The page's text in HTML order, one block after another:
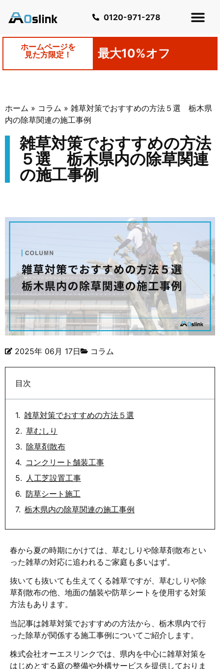
0120-971-278
ホームページを
見た方限定！
最大10%オフ
ホーム » コラム » 雑草対策でおすすめの方法５選 栃木県
内の除草関連の施工事例
雑草対策でおすすめの方法
５選 栃木県内の除草関連
の施工事例
2025年 06月 17日 コラム
目次
雑草対策でおすすめの方法５選
草むしり
除草剤散布
コンクリート舗装工事
人工芝設置工事
防草シート施工
栃木県内の除草関連の施工事例
春から夏の時期にかけては、草むしりや除草剤散布とい
った雑草の対応に追われるご家庭も多いはず。
抜いても抜いても生えてくる雑草ですが、草むしりや除
草剤散布の他、地面の舗装や防草シートを使用する対策
方法もあります。
当記事は雑草対策でおすすめの方法から、栃木県内で行
った除草が関係する施工事例についてご紹介します。
株式会社オーエスリンクでは、県内を中心に雑草対策を
はじめとする庭の整備や外構サービスを提供しておりま